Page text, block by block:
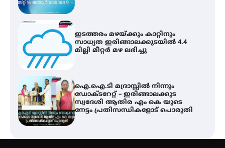
ഐ.ഐ.ടി മദ്രാസ്സിൽ നിന്നും
ഡോക്ടറേറ്റ് – ഇരിങ്ങാലക്കുട
സ്വദേശി ആതിര എം കെ യുടെ
നേട്ടം പ്രതിസന്ധികളോട് പൊരുതി
ട്യുണീഷ്യൻ ചിത്രം ” ദി വോയിസ്
ഓഫ് ഹിന്ദ് റജബ് ” ഇരിങ്ങാലക്കുട
ഫിലിം സൊസൈറ്റി ആഗസ്റ്റ് 7
വെള്ളിയാഴ്ച സ്‌ക്രീൻ ചെയ്യുന്നു